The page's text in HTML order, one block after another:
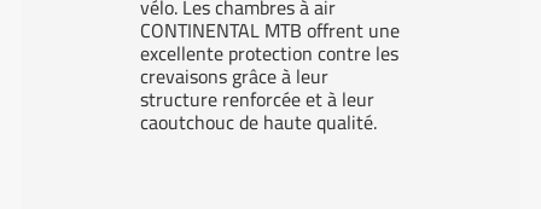
CONTINENTAL MTB offrent une
excellente protection contre les
crevaisons grâce à leur
structure renforcée et à leur
caoutchouc de haute qualité.